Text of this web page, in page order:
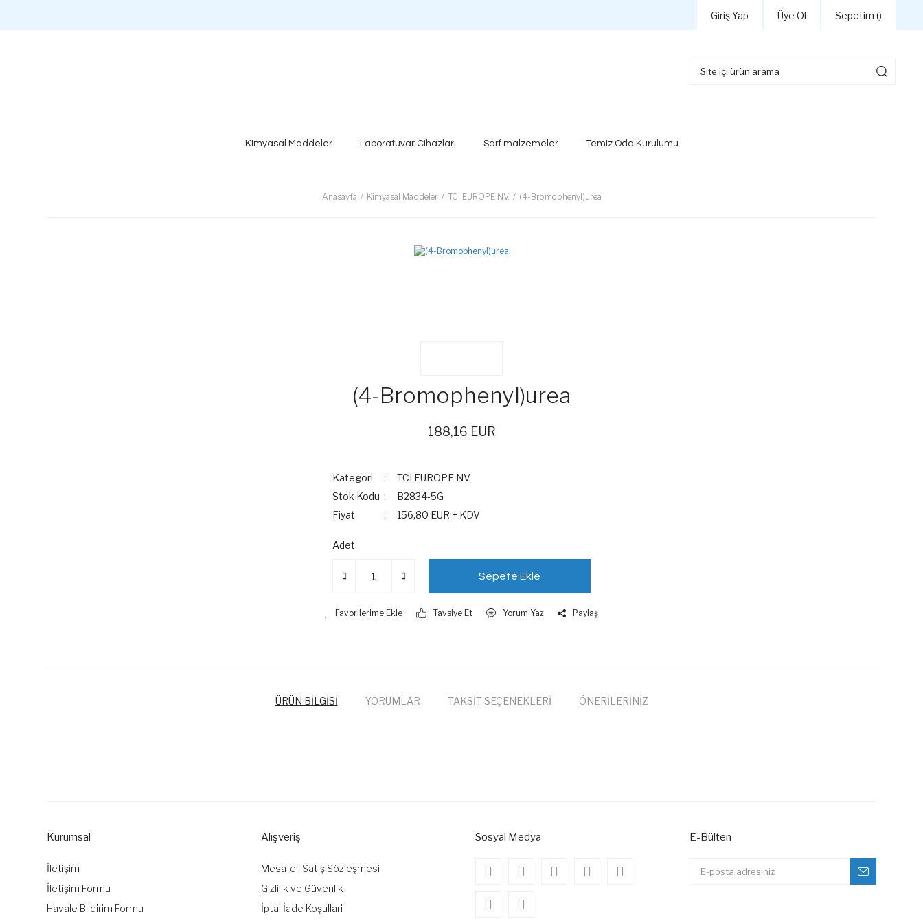
Giriş Yap Üye Ol Sepetim ()
Kimyasal Maddeler Laboratuvar Cihazları Sarf malzemeler Temiz Oda Kurulumu
Anasayfa Kimyasal Maddeler TCI EUROPE NV. (4-Bromophenyl)urea
(4-Bromophenyl)urea
188,16 EUR
Kategori
TCI EUROPE NV.
Stok Kodu
B2834-5G
Fiyat
156,80 EUR + KDV
Adet
Sepete Ekle
Tavsiye Et Yorum Yaz Paylaş
ÜRÜN BİLGİSİ YORUMLAR TAKSİT SEÇENEKLERİ ÖNERİLERİNİZ
Ürün bilgilerinde hatalar bulunuyor.
Bu ürüne benzer farklı alternatifler olmalı.
Kurumsal
İletişim
İletişim Formu
Havale Bildirim Formu
Alışveriş
Mesafeli Satış Sözleşmesi
Gizlilik ve Güvenlik
İptal İade Koşullari
Sosyal Medya E-Bülten